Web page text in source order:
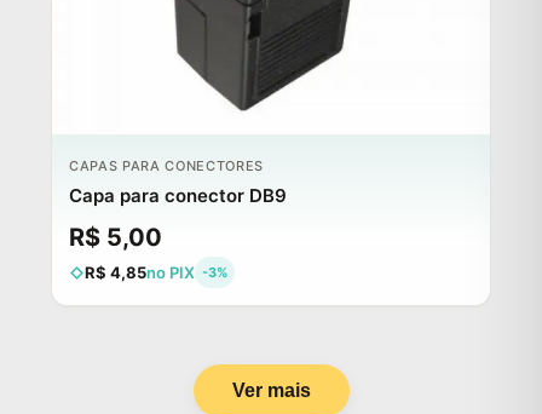
CAPAS PARA CONECTORES
Capa para conector DB9
R$ 5,00
R$ 4,85no PIX -3%
Ver mais